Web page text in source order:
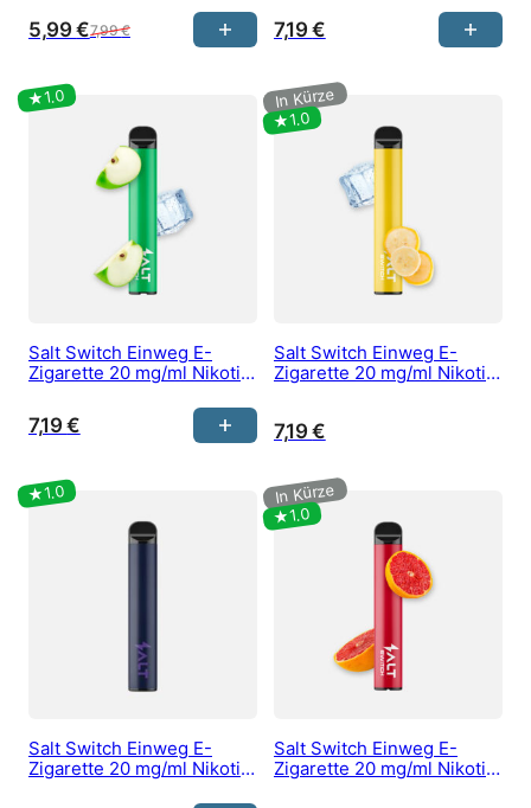
7,99€
5,99€ 7,19€
Salt Switch Einweg E-
Zigarette 20 mg/ml Nikotin
7,19€
Salt Switch Einweg E-
Zigarette 20 mg/ml Nikotin
7,19€
Salt Switch Einweg E-
Zigarette 20 mg/ml Nikotin
Salt Switch Einweg E-
Zigarette 20 mg/ml Nikotin